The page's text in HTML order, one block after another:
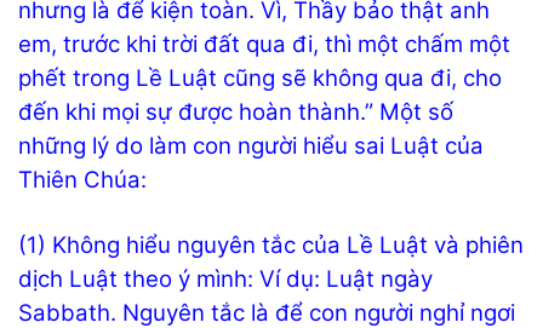
nhưng là để kiện toàn. Vì, Thầy bảo thật anh
em, trước khi trời đất qua đi, thì một chấm một
phết trong Lề Luật cũng sẽ không qua đi, cho
đến khi mọi sự được hoàn thành.” Một số
những lý do làm con người hiểu sai Luật của
Thiên Chúa:
(1) Không hiểu nguyên tắc của Lề Luật và phiên
dịch Luật theo ý mình: Ví dụ: Luật ngày
Sabbath. Nguyên tắc là để con người nghỉ ngơi